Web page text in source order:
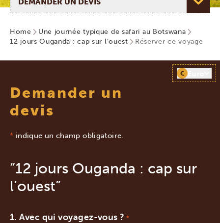
Home
Une journée typique de safari au Botswana
12 jours Ouganda : cap sur l’ouest
Réserver ce voyage
Demander un
devis
€
* indique un champ obligatoire.
“12 jours Ouganda : cap sur
l’ouest”
Avec qui voyagez-vous ? *